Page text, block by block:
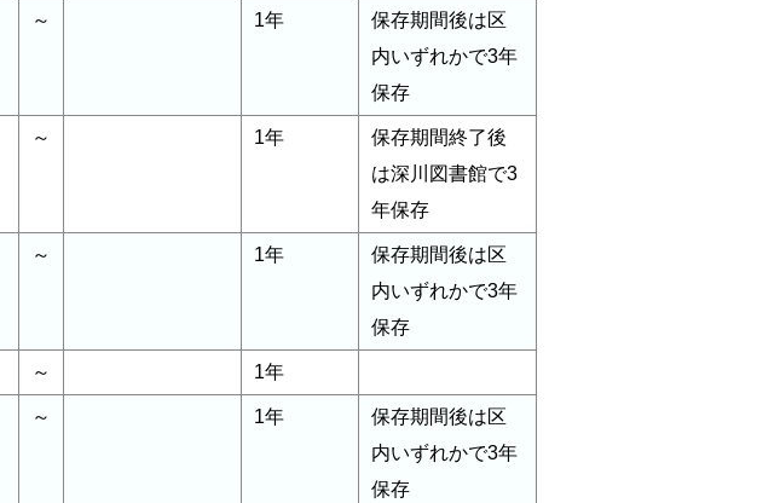
～ 1年
保存期間後は区
内いずれかで3年
保存
～ 1年
保存期間終了後
は深川図書館で3
年保存
～ 1年
保存期間後は区
内いずれかで3年
保存
～ 1年
～ 1年
保存期間後は区
内いずれかで3年
保存